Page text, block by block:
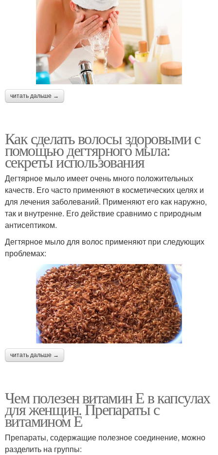
читать дальше →
Как сделать волосы здоровыми с
помощью дегтярного мыла:
секреты использования
Дегтярное мыло имеет очень много положительных
качеств. Его часто применяют в косметических целях и
для лечения заболеваний. Применяют его как наружно,
так и внутренне. Его действие сравнимо с природным
антисептиком.
Дегтярное мыло для волос применяют при следующих
проблемах:
читать дальше →
Чем полезен витамин Е в капсулах
для женщин. Препараты с
витамином Е
Препараты, содержащие полезное соединение, можно
разделить на группы: